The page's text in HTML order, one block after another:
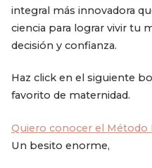
integral más innovadora
ciencia para lograr vivir tu
decisión y confianza.
Haz click en el siguiente
favorito de maternidad.
Quiero conocer el Método
Un besito enorme,